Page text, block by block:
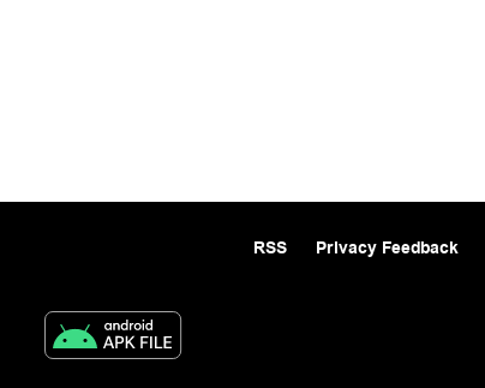
Privacy Feedback
RSS